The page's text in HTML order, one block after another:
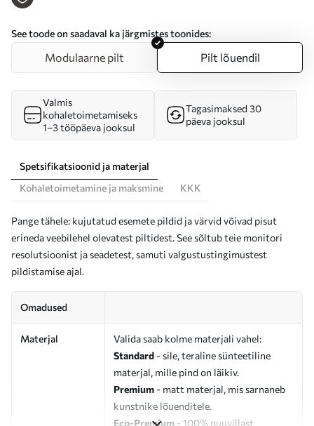
See toode on saadaval ka järgmistes toonides:
Modulaarne pilt Pilt lõuendil
Valmis
kohaletoimetamiseks
1–3 tööpäeva jooksul
Tagasimaksed 30
päeva jooksul
Spetsifikatsioonid ja materjal
Kohaletoimetamine ja maksmine
KKK
Pange tähele: kujutatud esemete pildid ja värvid võivad pisut
erineda veebilehel olevatest piltidest. See sõltub teie monitori
resolutsioonist ja seadetest, samuti valgustustingimustest
pildistamise ajal.
Omadused
Materjal
Valida saab kolme materjali vahel:
Standard - sile, teraline sünteetiline
materjal, mille pind on läikiv.
Premium - matt materjal, mis sarnaneb
kunstnike lõuenditele.
Eco-Premium - 100% puuvillast